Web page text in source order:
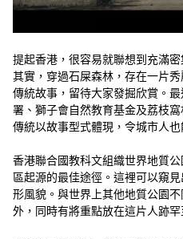
提起香港，很容易就聯想到充滿
其實，穿過石屎森林，存在一片
傳統故事，留待大家發掘欣賞。
署、獅子會自然教育基金及荔枝
傳統以故事型式體現，令城市人也
香港聯合國教科文組織世界地質
區起源的最佳途徑。這裡可以窺
形風貌。與世界上其他地質公園
外，同時有將重點放在這片人跡罕